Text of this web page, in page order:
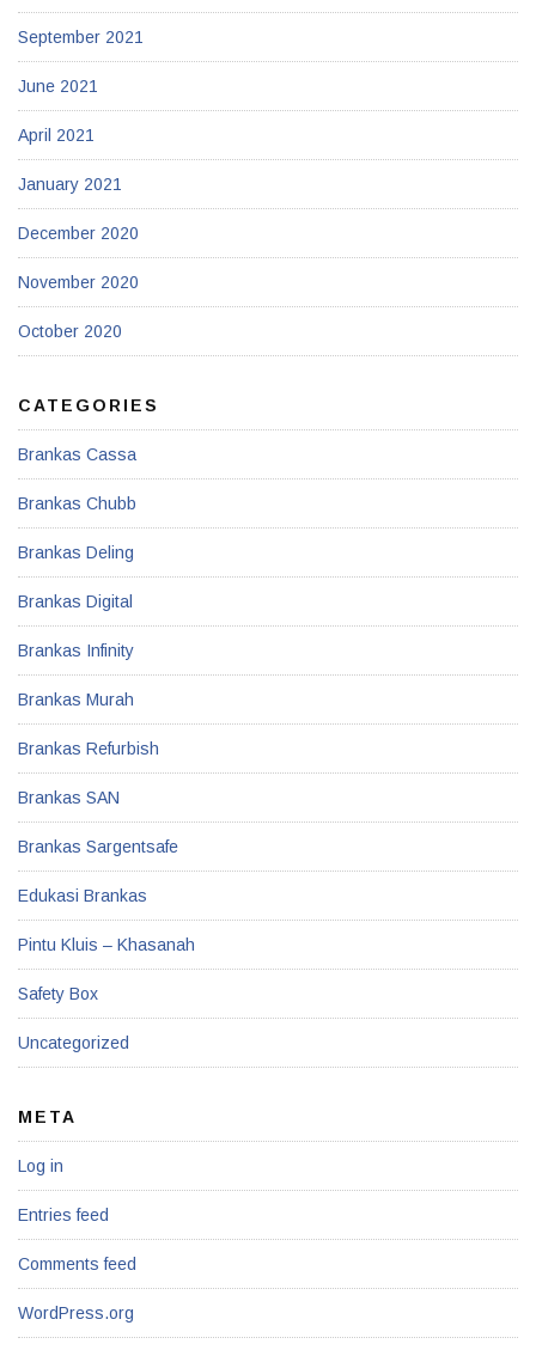
September 2021
June 2021
April 2021
January 2021
December 2020
November 2020
October 2020
CATEGORIES
Brankas Cassa
Brankas Chubb
Brankas Deling
Brankas Digital
Brankas Infinity
Brankas Murah
Brankas Refurbish
Brankas SAN
Brankas Sargentsafe
Edukasi Brankas
Pintu Kluis – Khasanah
Safety Box
Uncategorized
META
Log in
Entries feed
Comments feed
WordPress.org